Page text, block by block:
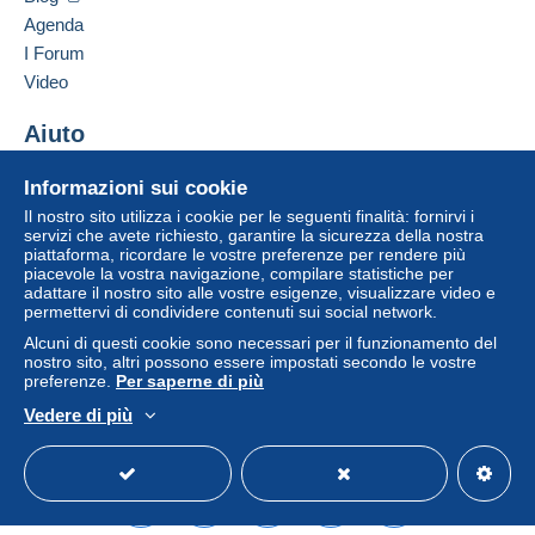
venditore all'acquirente. Un acquisto non pagato
dell'acquirente.
clausole relative al pagamento, queste sono da
considerarsi nulle e non dovute. Le condizioni di
pagamento del sito Delcampe, definite nelle
Gli acquisti devono essere pagati entro14 giorni
dal ricevimento della richiesta di pagamento del
venditore.
A SEGUITO DELLA
SCELLERATA E MALDESTRA
DECISIONE PRESA DA POSTE
ITALIANE , A PARTIRE DAL 1
MAGGIO 2026 NON SARA' PIU
Informazioni sui cookie
Il nostro sito utilizza i cookie per le seguenti finalità: fornirvi i
servizi che avete richiesto, garantire la sicurezza della nostra
piattaforma, ricordare le vostre preferenze per rendere più
piacevole la vostra navigazione, compilare statistiche per
adattare il nostro sito alle vostre esigenze, visualizzare video e
permettervi di condividere contenuti sui social network.
Alcuni di questi cookie sono necessari per il funzionamento del
nostro sito, altri possono essere impostati secondo le vostre
preferenze. Per saperne di più
Vedere di più
Agenda
I Forum
Video
Aiuto
Acquistare su Delcampe
Vendere su Delcampe
Un sito sicuro